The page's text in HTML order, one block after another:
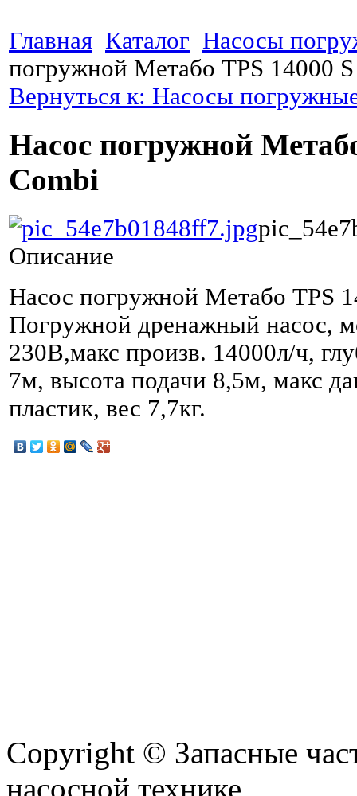
Главная Каталог Насосы
погружной Метабо TPS 14000
Вернуться к: Насосы
Насос погружной
Combi
Описание
Насос погружной Метабо TPS
Погружной дренажный насос,
230В,макс произв. 14000л/ч,
7м, высота подачи 8,5м, макс
пластик, вес 7,7кг.
Copyright © Запасные
насосной технике